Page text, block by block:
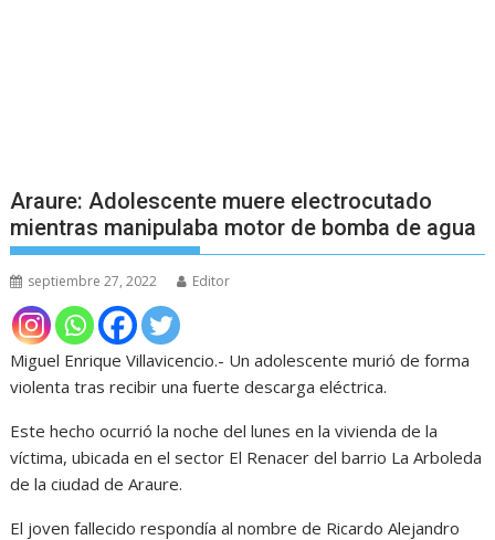
Araure: Adolescente muere electrocutado
mientras manipulaba motor de bomba de agua
septiembre 27, 2022 Editor
Miguel Enrique Villavicencio.- Un adolescente murió de forma
violenta tras recibir una fuerte descarga eléctrica.
Este hecho ocurrió la noche del lunes en la vivienda de la
víctima, ubicada en el sector El Renacer del barrio La Arboleda
de la ciudad de Araure.
El joven fallecido respondía al nombre de Ricardo Alejandro